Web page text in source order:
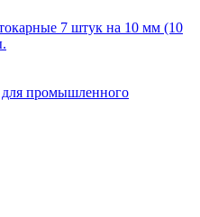
7 штук на 10 мм (10
для промышленного